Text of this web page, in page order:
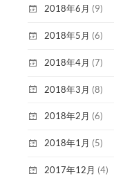
2018年6月 (9)
2018年5月 (6)
2018年4月 (7)
2018年3月 (8)
2018年2月 (6)
2018年1月 (5)
2017年12月 (4)